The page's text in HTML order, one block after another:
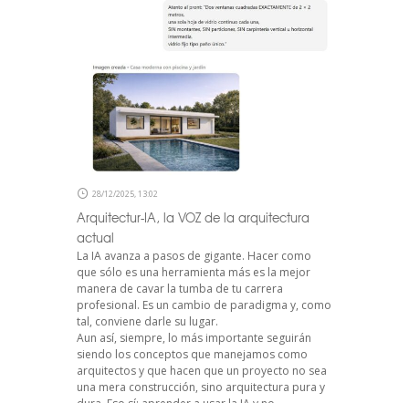
28/12/2025, 13:02
Arquitectur-IA, la VOZ de la arquitectura
actual
La IA avanza a pasos de gigante. Hacer como
que sólo es una herramienta más es la mejor
manera de cavar la tumba de tu carrera
profesional. Es un cambio de paradigma y, como
tal, conviene darle su lugar.
Aun así, siempre, lo más importante seguirán
siendo los conceptos que manejamos como
arquitectos y que hacen que un proyecto no sea
una mera construcción, sino arquitectura pura y